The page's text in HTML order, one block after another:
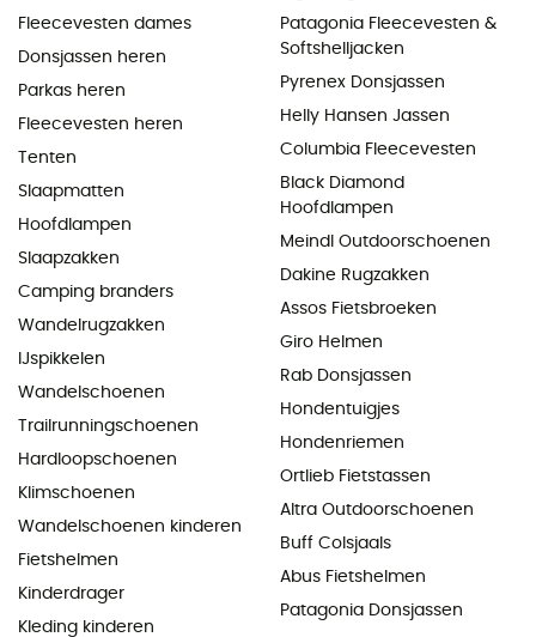
Fleecevesten dames
Donsjassen heren
Parkas heren
Fleecevesten heren
Tenten
Slaapmatten
Hoofdlampen
Slaapzakken
Camping branders
Wandelrugzakken
IJspikkelen
Wandelschoenen
Trailrunningschoenen
Hardloopschoenen
Klimschoenen
Wandelschoenen kinderen
Fietshelmen
Kinderdrager
Kleding kinderen
Patagonia Fleecevesten &
Softshelljacken
Pyrenex Donsjassen
Helly Hansen Jassen
Columbia Fleecevesten
Black Diamond
Hoofdlampen
Meindl Outdoorschoenen
Dakine Rugzakken
Assos Fietsbroeken
Giro Helmen
Rab Donsjassen
Hondentuigjes
Hondenriemen
Ortlieb Fietstassen
Altra Outdoorschoenen
Buff Colsjaals
Abus Fietshelmen
Patagonia Donsjassen